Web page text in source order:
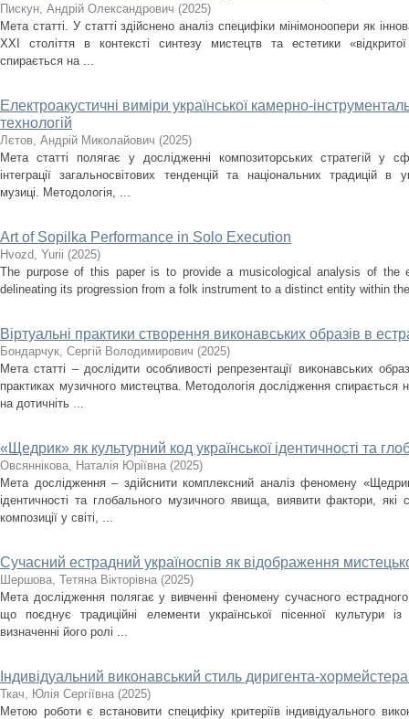
Пискун, Андрій Олександрович (2025)
Мета статті. У статті здійснено аналіз специфіки мінімоноопери як
ХХІ століття в контексті синтезу мистецтв та естетики
спирається на ...
Електроакустичні виміри української камерно-
технологій
Лєтов, Андрій Миколайович (2025)
Мета статті полягає у дослідженні композиторських стратегій у
інтеграції загальносвітових тенденцій та національних традицій в
музиці. Методологія, ...
Art of Sopilka Performance in Solo Execution
Нvozd, Yurii (2025)
The purpose of this paper is to provide a musicological analysis of the
delineating its progression from a folk instrument to a distinct entity within
Віртуальні практики створення виконавських образів в
Бондарчук, Сергій Володимирович (2025)
Мета статті – дослідити особливості репрезентації виконавських
практиках музичного мистецтва. Методологія дослідження спирається
на дотичніть ...
«Щедрик» як культурний код української ідентичності та
Овсяннікова, Наталія Юріївна (2025)
Мета дослідження – здійснити комплексний аналіз феномену
ідентичності та глобального музичного явища, виявити фактори,
композиції у світі, ...
Сучасний естрадний україноспів як відображення
Шершова, Тетяна Вікторівна (2025)
Мета дослідження полягає у вивченні феномену сучасного
що поєднує традиційні елементи української пісенної культури
визначенні його ролі ...
Індивідуальний виконавський стиль диригента-
Ткач, Юлія Сергіївна (2025)
Метою роботи є встановити специфіку критеріїв індивідуального